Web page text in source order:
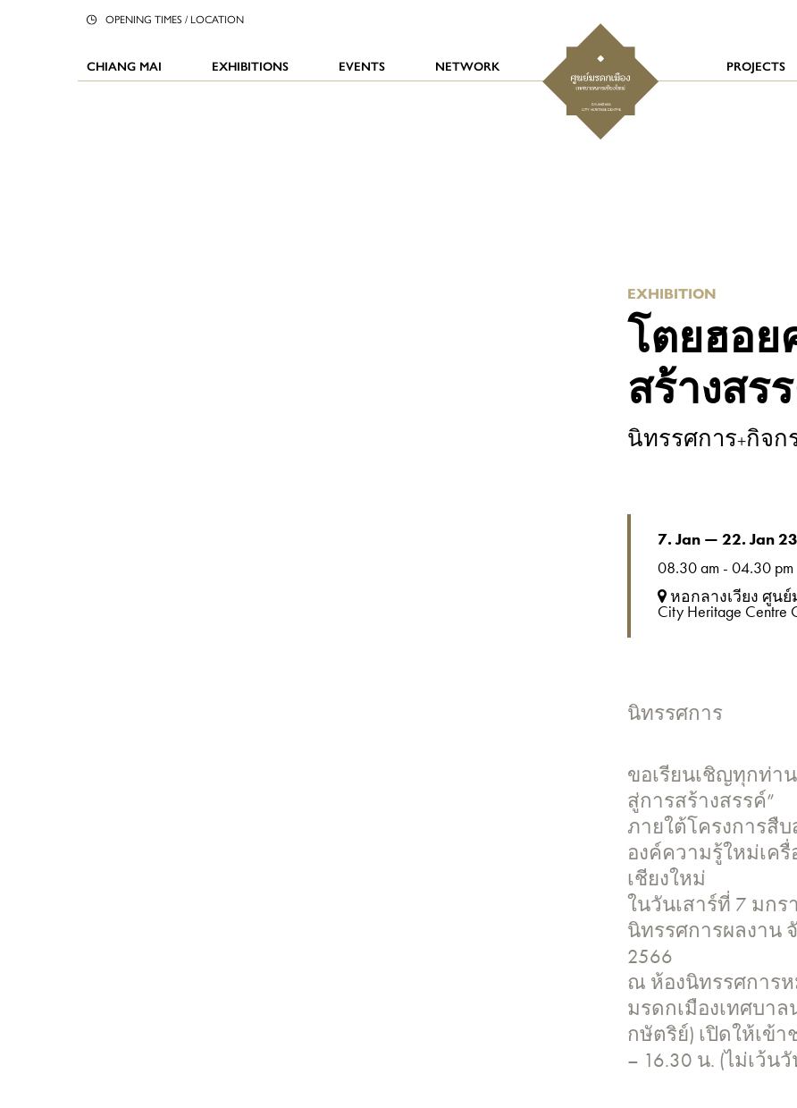
OPENING TIMES / LOCATION
CHIANG MAI EXHIBITIONS EVENTS NETWORK PROJECTS
EXHIBITION
โตยฮอย
สร้างสร
นิทรรศการ+กิจก
7. Jan — 22. Jan 23
08.30 am - 04.30 pm
หอกลางเวียง ศูน
City Heritage Centre
นิทรรศการ
ขอเรียนเชิญทุกท่า
สู่การสร้างสรรค์”
ภายใต้โครงการสื
องค์ความรู้ใหม่เค
เชียงใหม่
ในวันเสาร์ที่ 7 มกร
นิทรรศการผลงาน
2566
ณ ห้องนิทรรศการห
มรดกเมืองเทศบา
กษัตริย์) เปิดให้เข้
– 16.30 น. (ไม่เว้